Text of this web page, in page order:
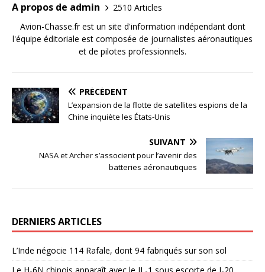
A propos de admin
2510 Articles
Avion-Chasse.fr est un site d'information indépendant dont
l'équipe éditoriale est composée de journalistes aéronautiques
et de pilotes professionnels.
PRÉCÉDENT
L’expansion de la flotte de satellites espions de la
Chine inquiète les États-Unis
SUIVANT
NASA et Archer s’associent pour l’avenir des
batteries aéronautiques
DERNIERS ARTICLES
L’Inde négocie 114 Rafale, dont 94 fabriqués sur son sol